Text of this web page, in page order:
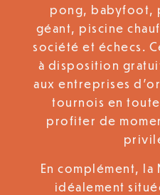
pong, babyfoot,
géant, piscine
société et échecs.
à disposition
aux entreprises
tournois en
profiter de
En complément, la
idéalement